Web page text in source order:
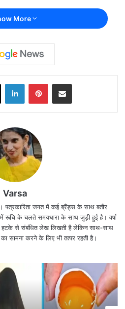
Labour Day 1
महत्व: संघर्ष से अधिकार
More
X LinkedInPinterestShare via Email
Varsa
पत्रकारिता जगत में कई ब्रैंड्स के साथ बतौर
के चलते समयधारा के साथ जुड़ी हुई है। वर्षा
से संबंधित लेख लिखती है लेकिन साथ-साथ
सामना करने के लिए भी तत्पर रहती है।